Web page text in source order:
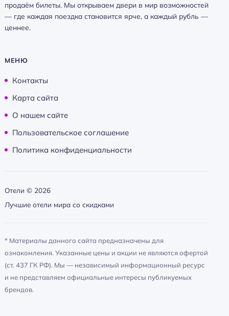
продаём билеты. Мы открываем двери в мир возможностей
— где каждая поездка становится ярче, а каждый рубль —
ценнее.
МЕНЮ
Контакты
Карта сайта
О нашем сайте
Пользовательское соглашение
Политика конфиденциальности
Отели © 2026
Лучшие отели мира со скидками
* Материалы данного сайта предназначены для
ознакомления. Указанные цены и акции не являются офертой
(ст. 437 ГК РФ). Мы — независимый информационный ресурс
и не представляем официальные интересы публикуемых
брендов.